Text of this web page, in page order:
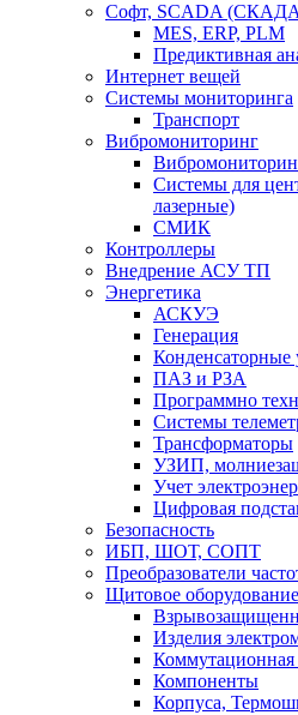
Софт, SCADA
MES, ERP, PLM
Предиктивная
Интернет вещей
Системы мониторинга
Транспорт
Вибромониторинг
Системы для
лазерные)
СМИК
Контроллеры
Внедрение АСУ ТП
Энергетика
АСКУЭ
Генерация
ПАЗ и РЗА
Программно
Системы
Трансформаторы
УЗИП,
Учет
Цифровая
Безопасность
ИБП, ШОТ, СОПТ
Преобразователи
Щитовое оборудование
Изделия
Коммутационная
Компоненты
Корпуса,